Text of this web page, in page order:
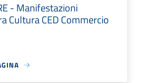
- Manifestazioni
Cultura CED Commercio